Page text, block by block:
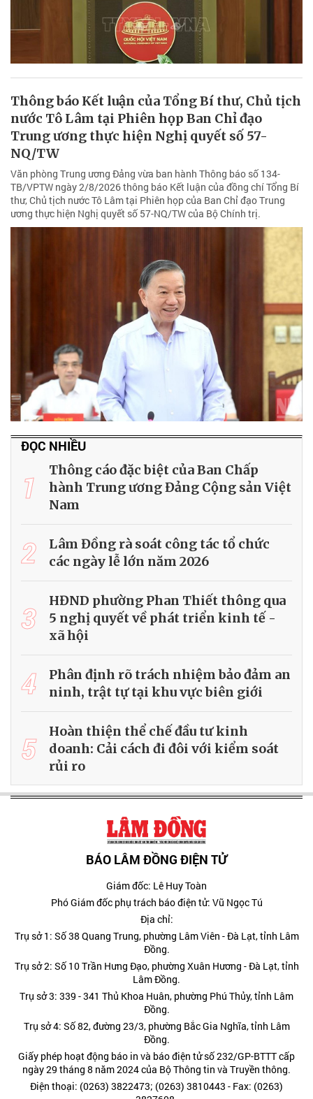
Thông báo Kết luận của Tổng Bí thư, Chủ tịch
nước Tô Lâm tại Phiên họp Ban Chỉ đạo
Trung ương thực hiện Nghị quyết số 57-
NQ/TW
Văn phòng Trung ương Đảng vừa ban hành Thông báo số 134-
TB/VPTW ngày 2/8/2026 thông báo Kết luận của đồng chí Tổng Bí
thư, Chủ tịch nước Tô Lâm tại Phiên họp của Ban Chỉ đạo Trung
ương thực hiện Nghị quyết số 57-NQ/TW của Bộ Chính trị.
ĐỌC NHIỀU
1
Thông cáo đặc biệt của Ban Chấp
hành Trung ương Đảng Cộng sản Việt
Nam
2
Lâm Đồng rà soát công tác tổ chức
các ngày lễ lớn năm 2026
3
HĐND phường Phan Thiết thông qua
5 nghị quyết về phát triển kinh tế -
xã hội
4
Phân định rõ trách nhiệm bảo đảm an
ninh, trật tự tại khu vực biên giới
5
Hoàn thiện thể chế đầu tư kinh
doanh: Cải cách đi đôi với kiểm soát
rủi ro
BÁO LÂM ĐỒNG ĐIỆN TỬ
Giám đốc: Lê Huy Toàn
Phó Giám đốc phụ trách báo điện tử: Vũ Ngọc Tú
Địa chỉ:
Trụ sở 1: Số 38 Quang Trung, phường Lâm Viên - Đà Lạt, tỉnh Lâm
Đồng.
Trụ sở 2: Số 10 Trần Hưng Đạo, phường Xuân Hương - Đà Lạt, tỉnh
Lâm Đồng.
Trụ sở 3: 339 - 341 Thủ Khoa Huân, phường Phú Thủy, tỉnh Lâm
Đồng.
Trụ sở 4: Số 82, đường 23/3, phường Bắc Gia Nghĩa, tỉnh Lâm
Đồng.
Giấy phép hoạt động báo in và báo điện tử số 232/GP-BTTT cấp
ngày 29 tháng 8 năm 2024 của Bộ Thông tin và Truyền thông.
Điện thoại: (0263) 3822473; (0263) 3810443 - Fax: (0263)